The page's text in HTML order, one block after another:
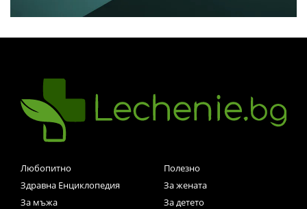
Любопитно
Полезно
Здравна Енциклопедия
За жената
За мъжа
За детето